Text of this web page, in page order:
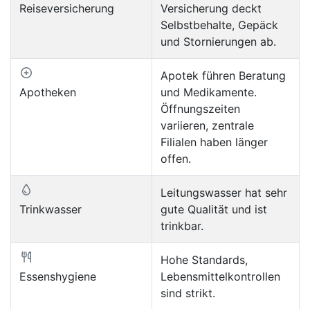
Reiseversicherung
Versicherung deckt
Selbstbehalte, Gepäck
und Stornierungen ab.
Apotheken
Apotek führen Beratung
und Medikamente.
Öffnungszeiten
variieren, zentrale
Filialen haben länger
offen.
Trinkwasser
Leitungswasser hat sehr
gute Qualität und ist
trinkbar.
Essenshygiene
Hohe Standards,
Lebensmittelkontrollen
sind strikt.